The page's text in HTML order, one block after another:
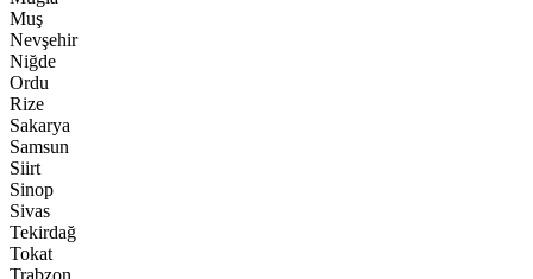
Muş
Nevşehir
Niğde
Ordu
Rize
Sakarya
Samsun
Siirt
Sinop
Sivas
Tekirdağ
Tokat
Trabzon